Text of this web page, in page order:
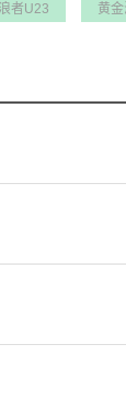
者U23 黄